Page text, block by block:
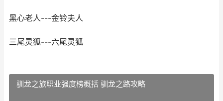
黑心老人---金铃夫人
三尾灵狐---六尾灵狐
驯龙之旅职业强度榜概括 驯龙之路攻略